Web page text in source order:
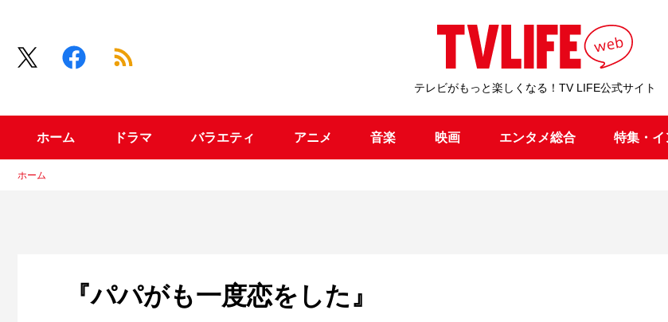
テレビがもっと楽しくなる！TV LIFE公式サイト
ホーム ドラマ バラエティ アニメ 音楽 映画 エンタメ総合 特集・
ホーム
『パパがも一度恋をした』